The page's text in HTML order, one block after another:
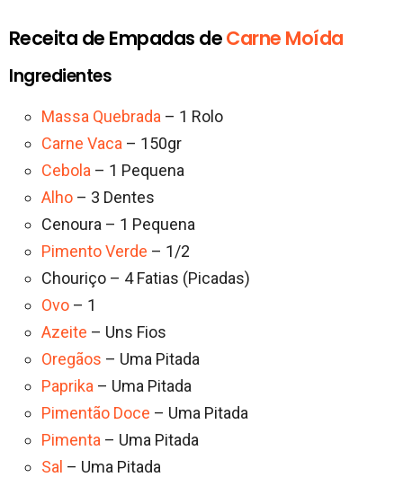
Receita de Empadas deCarne Moída
Ingredientes
Massa Quebrada – 1 Rolo
Carne Vaca – 150gr
Cebola – 1 Pequena
Alho – 3 Dentes
Cenoura – 1 Pequena
Pimento Verde – 1/2
Chouriço – 4 Fatias (Picadas)
Ovo – 1
Azeite – Uns Fios
Oregãos – Uma Pitada
Paprika – Uma Pitada
Pimentão Doce – Uma Pitada
Pimenta – Uma Pitada
Sal – Uma Pitada